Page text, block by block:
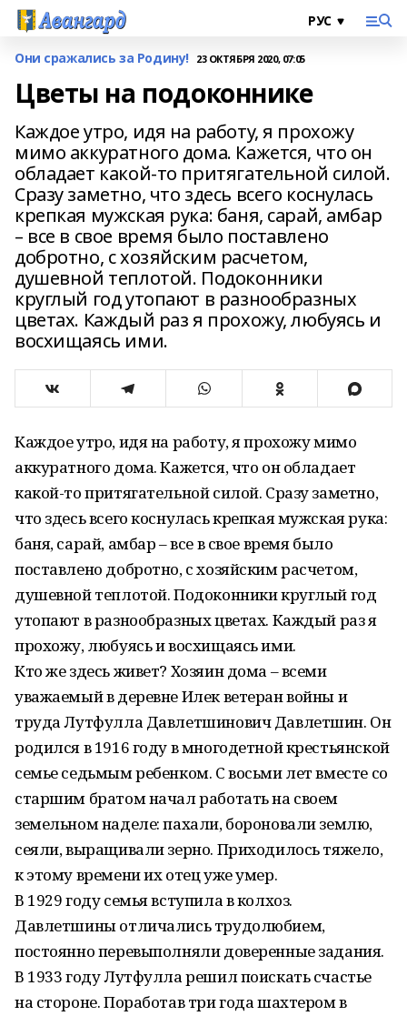
Они сражались за Родину! 23 ОКТЯБРЯ 2020, 07:05
Цветы на подоконнике
Каждое утро, идя на работу, я прохожу
мимо аккуратного дома. Кажется, что он
обладает какой-то притягательной силой.
Сразу заметно, что здесь всего коснулась
крепкая мужская рука: баня, сарай, амбар
– все в свое время было поставлено
добротно, с хозяйским расчетом,
душевной теплотой. Подоконники
круглый год утопают в разнообразных
цветах. Каждый раз я прохожу, любуясь и
восхищаясь ими.
Каждое утро, идя на работу, я прохожу мимо
аккуратного дома. Кажется, что он обладает
какой-то притягательной силой. Сразу заметно,
что здесь всего коснулась крепкая мужская рука:
баня, сарай, амбар – все в свое время было
поставлено добротно, с хозяйским расчетом,
душевной теплотой. Подоконники круглый год
утопают в разнообразных цветах. Каждый раз я
прохожу, любуясь и восхищаясь ими.
Кто же здесь живет? Хозяин дома – всеми
уважаемый в деревне Илек ветеран войны и
труда Лутфулла Давлетшинович Давлетшин. Он
родился в 1916 году в многодетной крестьянской
семье седьмым ребенком. С восьми лет вместе со
старшим братом начал работать на своем
земельном наделе: пахали, бороновали землю,
сеяли, выращивали зерно. Приходилось тяжело,
к этому времени их отец уже умер.
В 1929 году семья вступила в колхоз.
Давлетшины отличались трудолюбием,
постоянно перевыполняли доверенные задания.
В 1933 году Лутфулла решил поискать счастье
на стороне. Поработав три года шахтером в